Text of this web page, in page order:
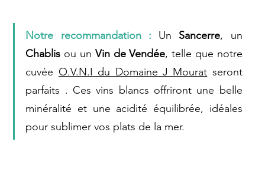
Notre recommandation : Un Sancerre
Chablis ou un Vin de Vendée, telle que notre
cuvée O.V.N.I du Domaine J Mourat seront
parfaits . Ces vins blancs offriront une belle
minéralité et une acidité équilibrée, idéales
pour sublimer vos plats de la mer.